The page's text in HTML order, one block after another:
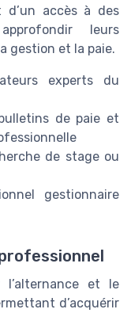
d’un accès à des
leurs
gestion et la paie.
experts du
de paie et
de stage ou
gestionnaire
l’alternance et le
d’acquérir